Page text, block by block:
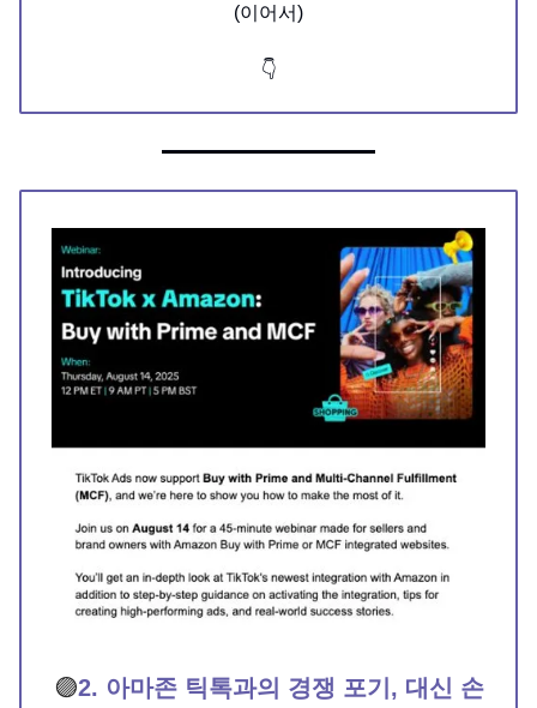
(이어서)
👇
🟣2. 아마존 틱톡과의 경쟁 포기, 대신 손